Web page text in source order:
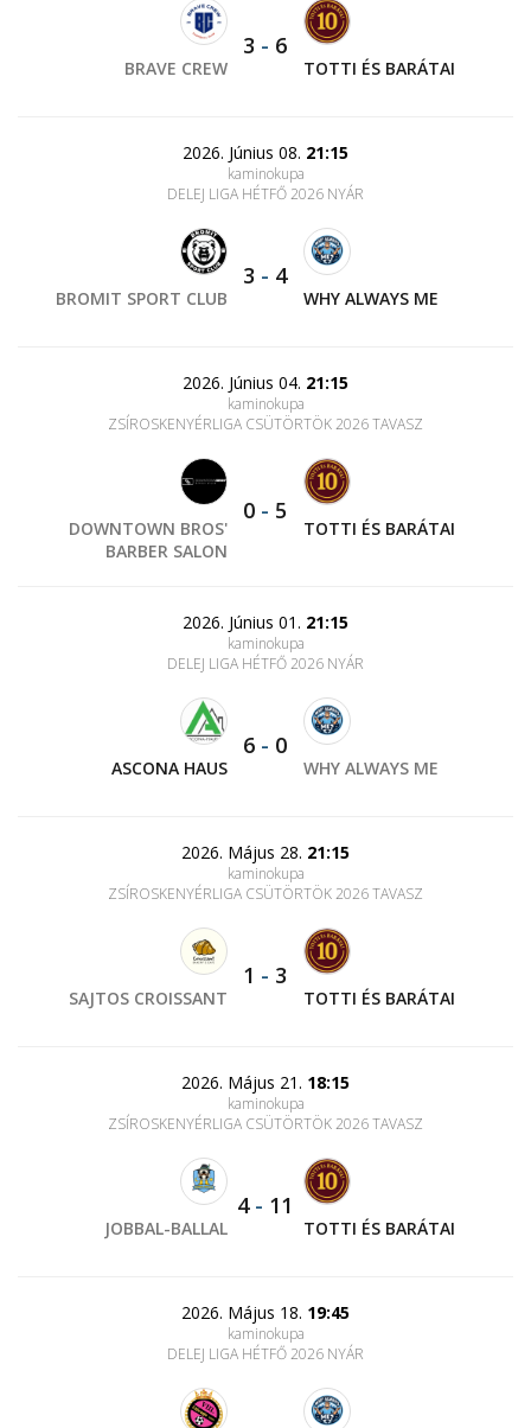
BRAVE CREW
3 - 6
TOTTI ÉS BARÁTAI
2026. Június 08. 21:15
kaminokupa
DELEJ LIGA HÉTFŐ 2026 NYÁR
BROMIT SPORT CLUB
3 - 4
WHY ALWAYS ME
2026. Június 04. 21:15
kaminokupa
ZSÍROSKENYÉRLIGA CSÜTÖRTÖK 2026 TAVASZ
DOWNTOWN BROS'
BARBER SALON
0 - 5
TOTTI ÉS BARÁTAI
2026. Június 01. 21:15
kaminokupa
DELEJ LIGA HÉTFŐ 2026 NYÁR
ASCONA HAUS
6 - 0
WHY ALWAYS ME
2026. Május 28. 21:15
kaminokupa
ZSÍROSKENYÉRLIGA CSÜTÖRTÖK 2026 TAVASZ
SAJTOS CROISSANT
1 - 3
TOTTI ÉS BARÁTAI
2026. Május 21. 18:15
kaminokupa
ZSÍROSKENYÉRLIGA CSÜTÖRTÖK 2026 TAVASZ
JOBBAL-BALLAL
4- 11
TOTTI ÉS BARÁTAI
2026. Május 18. 19:45
kaminokupa
DELEJ LIGA HÉTFŐ 2026 NYÁR